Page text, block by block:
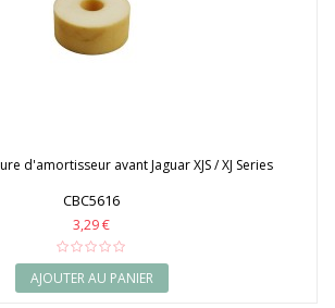
d'amortisseur avant Jaguar XJS / XJ Series
CBC5616
3,29 €
AJOUTER AU PANIER